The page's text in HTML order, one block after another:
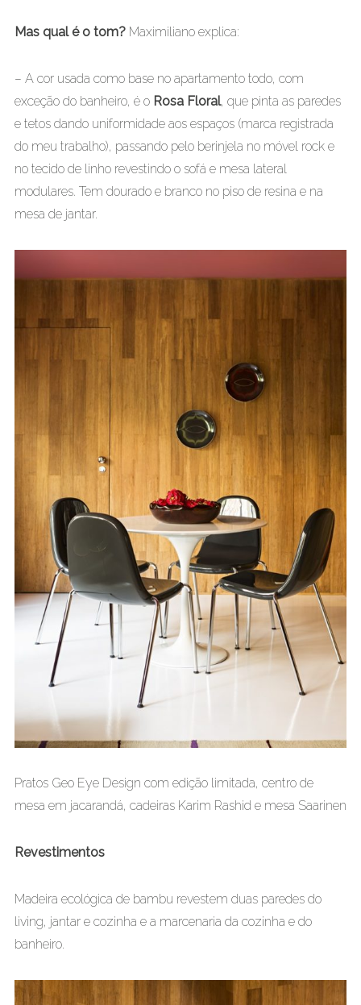
Mas qual é o tom?Maximiliano explica:
– A cor usada como base no apartamento todo, com
exceção do banheiro, é o Rosa Floral, que pinta as paredes
e tetos dando uniformidade aos espaços (marca registrada
do meu trabalho), passando pelo berinjela no móvel rock e
no tecido de linho revestindo o sofá e mesa lateral
modulares. Tem dourado e branco no piso de resina e na
mesa de jantar.
Pratos Geo Eye Design com edição limitada, centro de
mesa em jacarandá, cadeiras Karim Rashid e mesa Saarinen
Revestimentos
Madeira ecológica de bambu revestem duas paredes do
living, jantar e cozinha e a marcenaria da cozinha e do
banheiro.